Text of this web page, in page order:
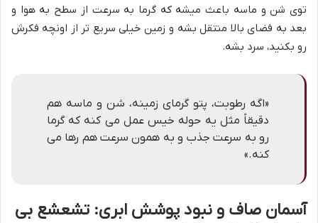
توی شن و ماسه باعث میشه که گرما به سرعت از سطح به هوا و
بعد به فضای بالا منتقل بشه و زمین خیلی سریع تر از اونچه فکرش
رو بکنید، سرد بشه.
«اگه رطوبت، پتو گرمای زمینه، شن و ماسه هم
دقیقاً مثل یه حوله خیس عمل می کنه که گرما
رو به سرعت جذب و به همون سرعت هم رها می
کنه.»
آسمان صاف و نبود پوشش ابری: تشعشع بی